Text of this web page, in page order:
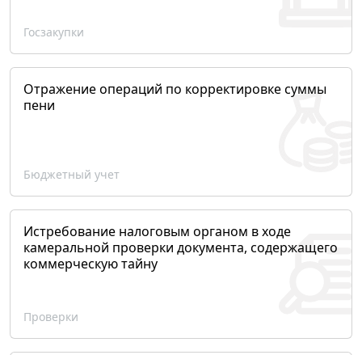
Госзакупки
Отражение операций по корректировке суммы
пени
Бюджетный учет
Истребование налоговым органом в ходе
камеральной проверки документа, содержащего
коммерческую тайну
Проверки